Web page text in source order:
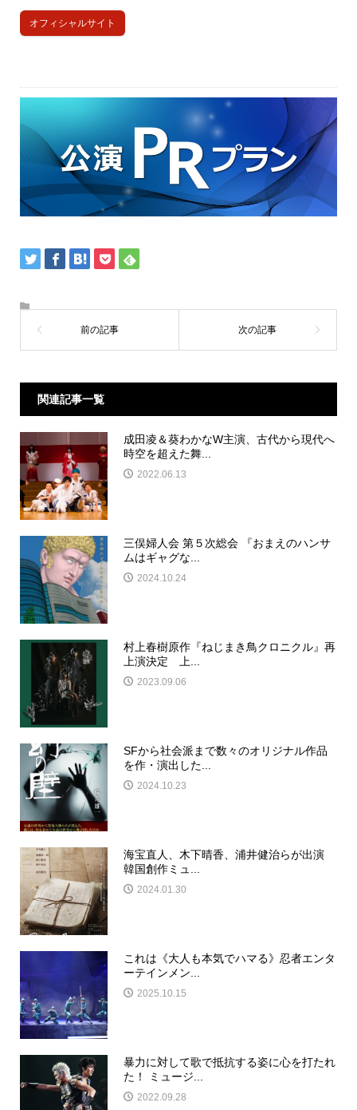
オフィシャルサイト
関連記事一覧
成田凌＆葵わかなW主演、古代から現代へ
時空を超えた舞...
2022.06.13
三俣婦人会 第５次総会 『おまえのハンサ
ムはギャグな...
2024.10.24
村上春樹原作『ねじまき鳥クロニクル』再
上演決定 上...
2023.09.06
SFから社会派まで数々のオリジナル作品
を作・演出した...
2024.10.23
海宝直人、木下晴香、浦井健治らが出演
韓国創作ミュ...
2024.01.30
これは《大人も本気でハマる》忍者エンタ
ーテインメン...
2025.10.15
暴力に対して歌で抵抗する姿に心を打たれ
た！ ミュージ...
2022.09.28